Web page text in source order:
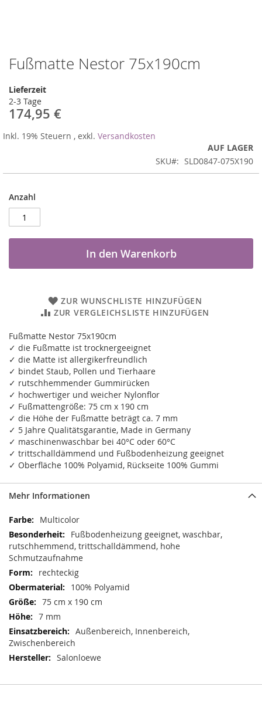
Fußmatte Nestor 75x190cm
Lieferzeit
2-3 Tage
174,95 €
Inkl. 19% Steuern , exkl. Versandkosten
AUF LAGER
SKU
SLD0847-075X190
Anzahl
In den Warenkorb
ZUR WUNSCHLISTE HINZUFÜGEN
ZUR VERGLEICHSLISTE HINZUFÜGEN
Fußmatte Nestor 75x190cm
✓ die Fußmatte ist trocknergeeignet
✓ die Matte ist allergikerfreundlich
✓ bindet Staub, Pollen und Tierhaare
✓ rutschhemmender Gummirücken
✓ hochwertiger und weicher Nylonflor
✓ Fußmattengröße: 75 cm x 190 cm
✓ die Höhe der Fußmatte beträgt ca. 7 mm
✓ 5 Jahre Qualitätsgarantie, Made in Germany
✓ maschinenwaschbar bei 40°C oder 60°C
✓ trittschalldämmend und Fußbodenheizung geeignet
✓ Oberfläche 100% Polyamid, Rückseite 100% Gummi
Zum
Anfang
der
Bildergalerie
springen
Mehr Informationen
Mehr
Informationen
Multicolor
Fußbodenheizung geeignet, waschbar,
rutschhemmend, trittschalldämmend, hohe
Schmutzaufnahme
rechteckig
100% Polyamid
75 cm x 190 cm
7 mm
Außenbereich, Innenbereich,
Zwischenbereich
Salonloewe